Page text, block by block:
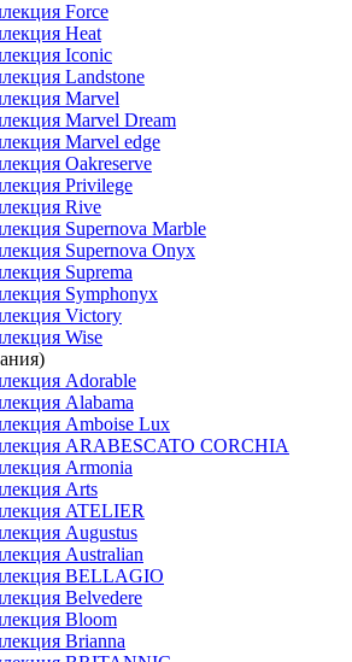
Force
Heat
Iconic
Landstone
Marvel
Marvel Dream
Marvel edge
Oakreserve
Privilege
Rive
Supernova Marble
Supernova Onyx
Suprema
Symphonyx
Victory
Wise
Adorable
Alabama
Amboise Lux
ARABESCATO CORCHIA
Armonia
Arts
ATELIER
Augustus
Australian
BELLAGIO
Belvedere
Bloom
Brianna